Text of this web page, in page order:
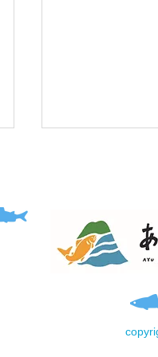
「仁淀川親子
験」実施。一